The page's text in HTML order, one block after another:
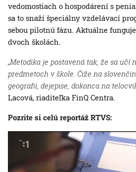
vedomostiach o hospodárení s
sa to snaží špeciálny vzdelávací
sebou pilotnú fázu. Aktuálne
dvoch školách.
„Metodika je postavená tak, že sa učí
predmetoch v škole. Čiže na
geografii, dejepise, dokonca na
Lacová, riaditeľka FinQ Centra.
Pozrite si celú reportáž RTVS: